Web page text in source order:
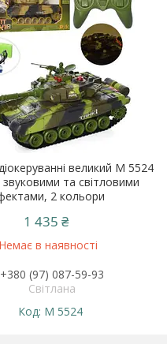
великий М 5524
звуковими та світловими
2 кольори
1 435 ₴
Немає в наявності
+380 (97) 087-59-93
Світлана
M 5524